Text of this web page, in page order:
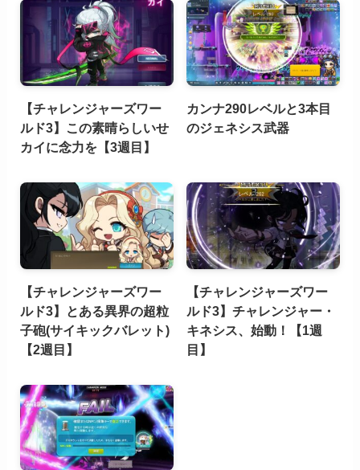
【チャレンジャーズワー
ルド3】この素晴らしいせ
カイに念力を【3週目】
カンナ290レベルと3本目
のジェネシス武器
【チャレンジャーズワー
ルド3】とある異界の超粒
子砲(サイキックバレット)
【2週目】
【チャレンジャーズワー
ルド3】チャレンジャー・
キネシス、始動！【1週
目】